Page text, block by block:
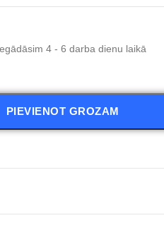
4 - 6 darba dienu laikā
PIEVIENOT GROZAM